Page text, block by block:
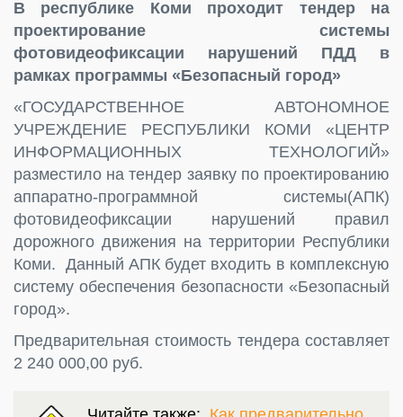
В республике Коми проходит тендер на
проектирование системы
фотовидеофиксации нарушений ПДД в
рамках программы «Безопасный город»
«ГОСУДАРСТВЕННОЕ АВТОНОМНОЕ
УЧРЕЖДЕНИЕ РЕСПУБЛИКИ КОМИ «ЦЕНТР
ИНФОРМАЦИОННЫХ ТЕХНОЛОГИЙ»
разместило на тендер заявку по проектированию
аппаратно-программной системы(АПК)
фотовидеофиксации нарушений правил
дорожного движения на территории Республики
Коми. Данный АПК будет входить в комплексную
систему обеспечения безопасности «Безопасный
город».
Предварительная стоимость тендера составляет
2 240 000,00 руб.